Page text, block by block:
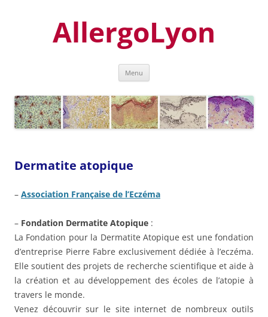
AllergoLyon
Menu
Dermatite atopique
– Association Française de l’Eczéma
– Fondation Dermatite Atopique :
La Fondation pour la Dermatite Atopique est une fondation
d’entreprise Pierre Fabre exclusivement dédiée à l’eczéma.
Elle soutient des projets de recherche scientifique et aide à
la création et au développement des écoles de l’atopie à
travers le monde.
Venez découvrir sur le site internet de nombreux outils